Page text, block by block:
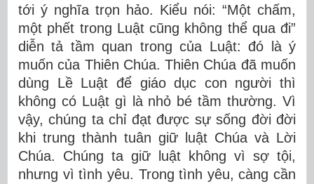
tới ý nghĩa trọn hảo. Kiểu nói: “Một chấm,
một phết trong Luật cũng không thể qua đi”
diễn tả tầm quan trong của Luật: đó là ý
muốn của Thiên Chúa. Thiên Chúa đã muốn
dùng Lề Luật để giáo dục con người thì
không có Luật gì là nhỏ bé tầm thường. Vì
vậy, chúng ta chỉ đạt được sự sống đời đời
khi trung thành tuân giữ luật Chúa và Lời
Chúa. Chúng ta giữ luật không vì sợ tội,
nhưng vì tình yêu. Trong tình yêu, càng cần